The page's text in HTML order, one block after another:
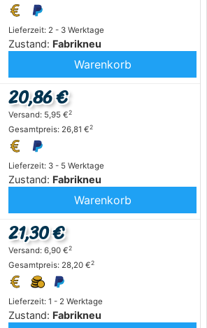
Lieferzeit: 2 - 3 Werktage
Zustand: Fabrikneu
Warenkorb
Lieferzeit: 3 - 5 Werktage
Zustand: Fabrikneu
20,86 €
Versand: 5,95 €2
Gesamtpreis: 26,81 €2
Warenkorb
Lieferzeit: 1 - 2 Werktage
Zustand: Fabrikneu
21,30 €
Versand: 6,90 €2
Gesamtpreis: 28,20 €2